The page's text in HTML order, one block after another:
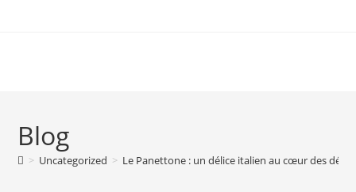
Blog
> Uncategorized > Le Panettone : un délice italien au cœur des